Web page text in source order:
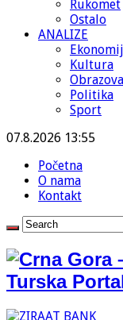
Rukomet
Ostalo
ANALIZE
Kultura
Politika
Sport
07.8.2026 13:55
Početna
O nama
Kontakt
Turska